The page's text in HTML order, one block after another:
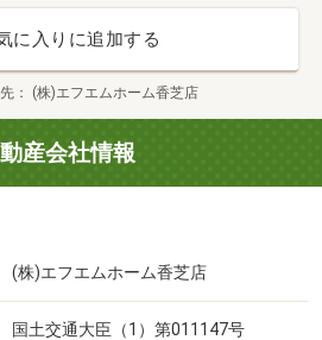
鳩龍田西八丁目店（約1208m・
漢方ドラッグヘルシー（約
ッグセガミコープ竜田川店（約
ローンに組み込み可能◆◇◆
もまとめられ、手元資金の負担を
提案し、新生活をスムーズにスタ
に入りに追加する
(株)エフエムホーム香芝店
産会社情報
(株)エフエムホーム香芝店
国土交通大臣（1）第011147号